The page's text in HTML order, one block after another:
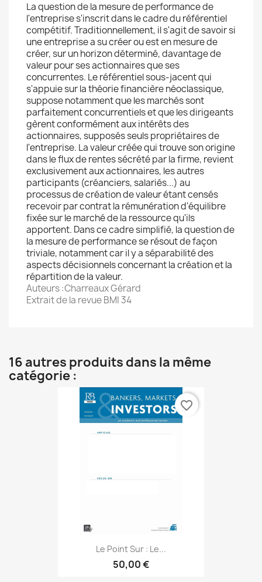
La question de la mesure de performance de
l'entreprise s'inscrit dans le cadre du référentiel
compétitif. Traditionnellement, il s'agit de savoir si
une entreprise a su créer ou est en mesure de
créer, sur un horizon déterminé, davantage de
valeur pour ses actionnaires que ses
concurrentes. Le référentiel sous-jacent qui
s'appuie sur la théorie financière néoclassique,
suppose notamment que les marchés sont
parfaitement concurrentiels et que les dirigeants
gèrent conformément aux intérêts des
actionnaires, supposés seuls propriétaires de
l'entreprise. La valeur créée qui trouve son origine
dans le flux de rentes sécrété par la firme, revient
exclusivement aux actionnaires, les autres
participants (créanciers, salariés...) au
processus de création de valeur étant censés
recevoir par contrat la rémunération d'équilibre
fixée sur le marché de la ressource qu'ils
apportent. Dans ce cadre simplifié, la question de
la mesure de performance se résout de façon
triviale, notamment car il y a séparabilité des
aspects décisionnels concernant la création et la
répartition de la valeur.
Auteurs :Charreaux Gérard
Extrait de la revue BMI 34
16 autres produits dans la même
catégorie :
Le Point Sur : Le...
50,00 €
favorite_border